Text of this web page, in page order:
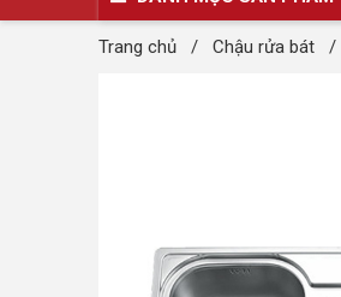
Trang chủ / Chậu rửa bát /